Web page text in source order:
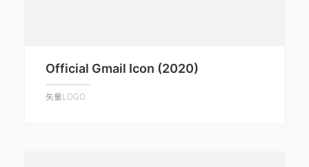
Official Gmail Icon (2020)
矢量LOGO